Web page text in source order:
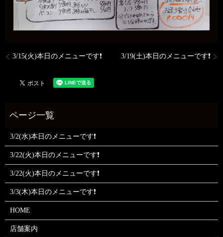
3/15(火)本日のメニューです❗ 3/19(土)本日のメニューです❗
3/2(水)本日のメニューです❗
3/22(火)本日のメニューです❗
3/22(火)本日のメニューです❗
3/3(木)本日のメニューです❗
HOME
店舗案内